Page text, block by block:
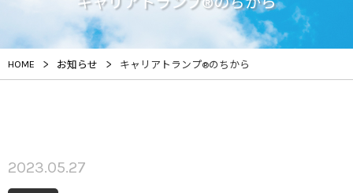
HOME > お知らせ > キャリアトランプ®のちから
2023.05.27